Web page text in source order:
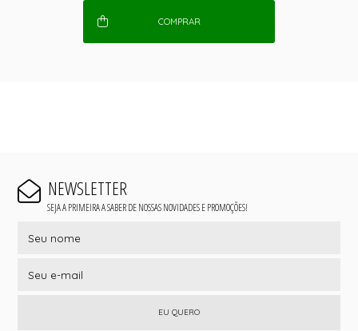
COMPRAR
NEWSLETTER
SEJA A PRIMEIRA A SABER DE NOSSAS NOVIDADES E PROMOÇÕES!
EU QUERO